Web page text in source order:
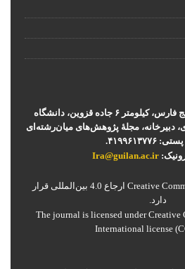
نشانی: رشت، بزرگراه خلیج فارس، کیلومتر ۶ جاده قزوین، دانشگاه
دبیرخانه، مجلۀ پژوهش‌های میان‌رشته‌ای
۴۱۹۹۶۱۳۷۷۶.
Ira@guilan.ac.ir
این نشریه تحت مجوز Creative Commons ارجاع 4.0 بین‌المللی قرار
دارد.
The journal is licensed under
International license